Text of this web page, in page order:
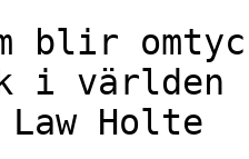
blir
i världen